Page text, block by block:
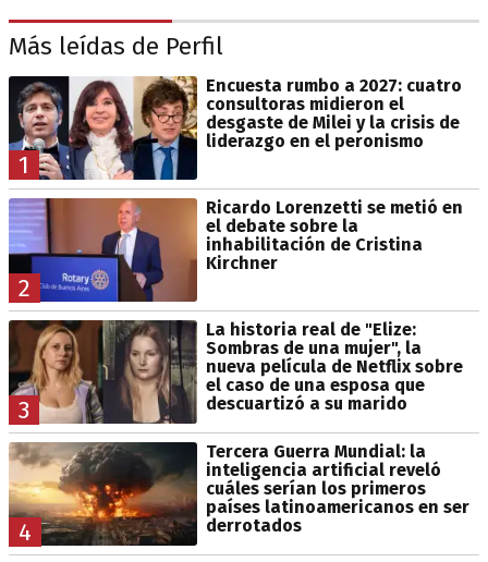
Más leídas de Perfil
1
Encuesta rumbo a 2027: cuatro
consultoras midieron el
desgaste de Milei y la crisis de
liderazgo en el peronismo
2
Ricardo Lorenzetti se metió en
el debate sobre la
inhabilitación de Cristina
Kirchner
3
La historia real de "Elize:
Sombras de una mujer", la
nueva película de Netflix sobre
el caso de una esposa que
descuartizó a su marido
4
Tercera Guerra Mundial: la
inteligencia artificial reveló
cuáles serían los primeros
países latinoamericanos en ser
derrotados